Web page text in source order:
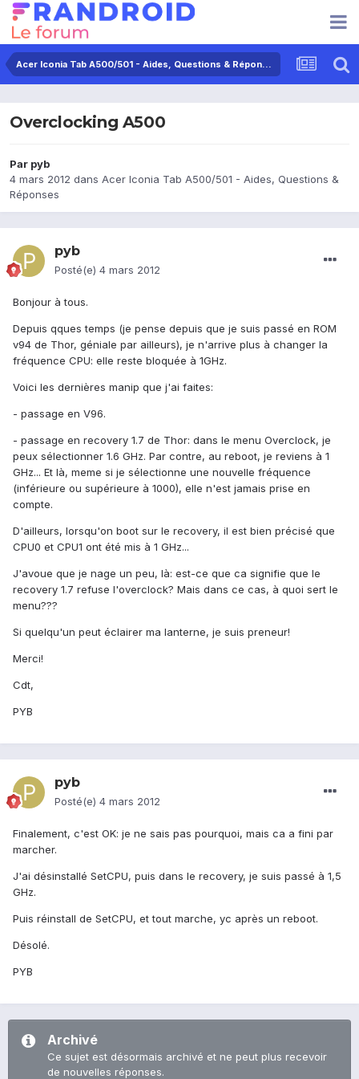
Acer Iconia Tab A500/501 - Aides, Questions & Réponses
Overclocking A500
Par pyb
4 mars 2012 dans Acer Iconia Tab A500/501 - Aides, Questions &
Réponses
pyb
Posté(e) 4 mars 2012
Bonjour à tous.
Depuis qques temps (je pense depuis que je suis passé en ROM
v94 de Thor, géniale par ailleurs), je n'arrive plus à changer la
fréquence CPU: elle reste bloquée à 1GHz.
Voici les dernières manip que j'ai faites:
- passage en V96.
- passage en recovery 1.7 de Thor: dans le menu Overclock, je
peux sélectionner 1.6 GHz. Par contre, au reboot, je reviens à 1
GHz... Et là, meme si je sélectionne une nouvelle fréquence
(inférieure ou supérieure à 1000), elle n'est jamais prise en
compte.
D'ailleurs, lorsqu'on boot sur le recovery, il est bien précisé que
CPU0 et CPU1 ont été mis à 1 GHz...
J'avoue que je nage un peu, là: est-ce que ca signifie que le
recovery 1.7 refuse l'overclock? Mais dans ce cas, à quoi sert le
menu???
Si quelqu'un peut éclairer ma lanterne, je suis preneur!
Merci!
Cdt,
PYB
pyb
Posté(e) 4 mars 2012
Finalement, c'est OK: je ne sais pas pourquoi, mais ca a fini par
marcher.
J'ai désinstallé SetCPU, puis dans le recovery, je suis passé à 1,5
GHz.
Puis réinstall de SetCPU, et tout marche, yc après un reboot.
Désolé.
PYB
Archivé
Ce sujet est désormais archivé et ne peut plus recevoir
de nouvelles réponses.